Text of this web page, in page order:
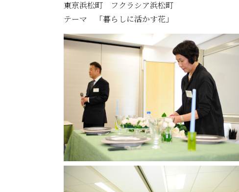
東京浜松町 フクラシア浜松町
テーマ 「暮らしに活かす花」